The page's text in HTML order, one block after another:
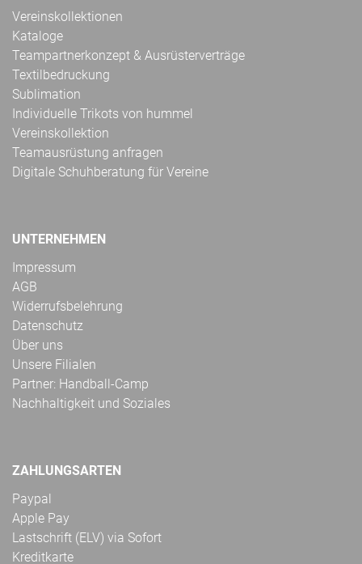
Vereinskollektionen
Kataloge
Teampartnerkonzept & Ausrüsterverträge
Textilbedruckung
Sublimation
Individuelle Trikots von hummel
Vereinskollektion
Teamausrüstung anfragen
Digitale Schuhberatung für Vereine
UNTERNEHMEN
Impressum
AGB
Widerrufsbelehrung
Datenschutz
Über uns
Unsere Filialen
Partner: Handball-Camp
Nachhaltigkeit und Soziales
ZAHLUNGSARTEN
Paypal
Apple Pay
Lastschrift (ELV) via Sofort
Kreditkarte